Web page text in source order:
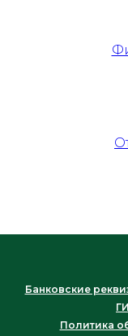
Банковские
Политика